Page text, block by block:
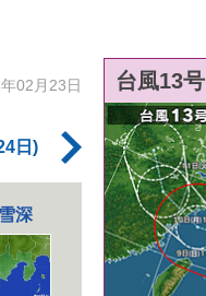
02月23日
日)
深
台風13号